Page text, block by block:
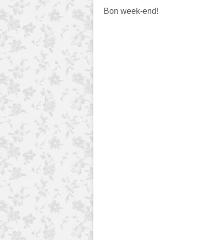
Bon week-end!